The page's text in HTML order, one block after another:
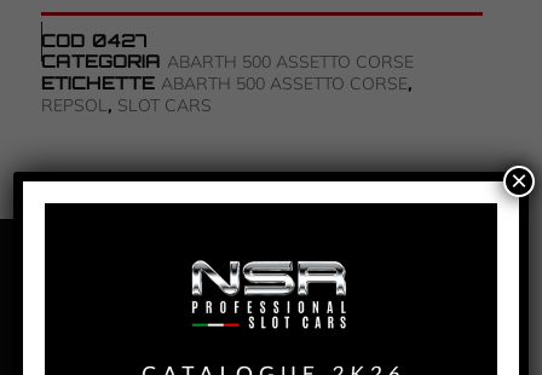
COD 0427
CATEGORIA ABARTH 500 ASSETTO CORSE
ETICHETTE ABARTH 500 ASSETTO CORSE,
REPSOL, SLOT CARS
PANORAMICA
ABARTH 500 JOHN PLAYER
SPECIAL LIVERY #1
×